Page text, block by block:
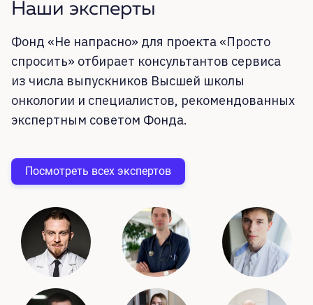
Наши эксперты
Фонд «Не напрасно» для проекта «Просто
спросить» отбирает консультантов сервиса
из числа выпускников Высшей школы
онкологии и специалистов, рекомендованных
экспертным советом Фонда.
Посмотреть всех экспертов